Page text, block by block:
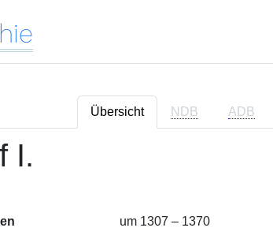
Übersicht NDB ADB
I.
um 1307 – 1370